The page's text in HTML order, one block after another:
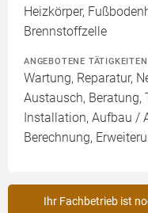
Heizkörper,
Brennstoffzelle
ANGEBOTENE TÄTIGKEITEN
Wartung, Reparatur,
Austausch, Beratung,
Installation, Aufbau /
Berechnung,
Ihr Fachbetrieb ist